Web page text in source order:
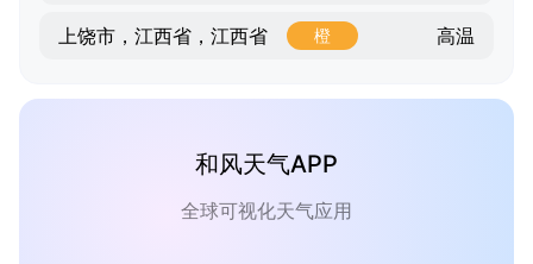
上饶市，江西省，江西省 橙 高温
和风天气APP
全球可视化天气应用